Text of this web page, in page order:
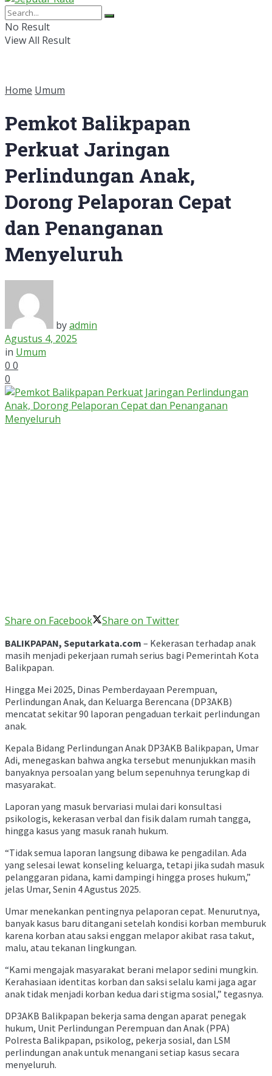
No Result
View All Result
Home Umum
Pemkot Balikpapan
Perkuat Jaringan
Perlindungan Anak,
Dorong Pelaporan Cepat
dan Penanganan
Menyeluruh
byadmin
Agustus 4, 2025
in Umum
0 0
0
Share on Facebook Share on Twitter
BALIKPAPAN, Seputarkata.com – Kekerasan terhadap anak
masih menjadi pekerjaan rumah serius bagi Pemerintah Kota
Balikpapan.
Hingga Mei 2025, Dinas Pemberdayaan Perempuan,
Perlindungan Anak, dan Keluarga Berencana (DP3AKB)
mencatat sekitar 90 laporan pengaduan terkait perlindungan
anak.
Kepala Bidang Perlindungan Anak DP3AKB Balikpapan, Umar
Adi, menegaskan bahwa angka tersebut menunjukkan masih
banyaknya persoalan yang belum sepenuhnya terungkap di
masyarakat.
Laporan yang masuk bervariasi mulai dari konsultasi
psikologis, kekerasan verbal dan fisik dalam rumah tangga,
hingga kasus yang masuk ranah hukum.
“Tidak semua laporan langsung dibawa ke pengadilan. Ada
yang selesai lewat konseling keluarga, tetapi jika sudah masuk
pelanggaran pidana, kami dampingi hingga proses hukum,”
jelas Umar, Senin 4 Agustus 2025.
Umar menekankan pentingnya pelaporan cepat. Menurutnya,
banyak kasus baru ditangani setelah kondisi korban memburuk
karena korban atau saksi enggan melapor akibat rasa takut,
malu, atau tekanan lingkungan.
“Kami mengajak masyarakat berani melapor sedini mungkin.
Kerahasiaan identitas korban dan saksi selalu kami jaga agar
anak tidak menjadi korban kedua dari stigma sosial,” tegasnya.
DP3AKB Balikpapan bekerja sama dengan aparat penegak
hukum, Unit Perlindungan Perempuan dan Anak (PPA)
Polresta Balikpapan, psikolog, pekerja sosial, dan LSM
perlindungan anak untuk menangani setiap kasus secara
menyeluruh.